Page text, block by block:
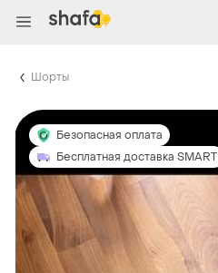
Шорты
Безопасная оплата
Бесплатная доставка SMART